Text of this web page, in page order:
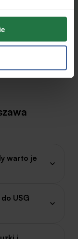
warto je
USG